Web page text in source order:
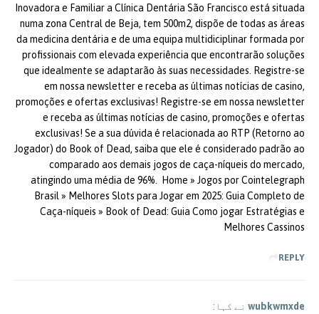
Inovadora e Familiar a Clínica Dentária São Francisco está situada
numa zona Central de Beja, tem 500m2, dispõe de todas as áreas
da medicina dentária e de uma equipa multidiciplinar formada por
profissionais com elevada experiência que encontrarão soluções
que idealmente se adaptarão às suas necessidades. Registre-se
em nossa newsletter e receba as últimas notícias de casino,
promoções e ofertas exclusivas! Registre-se em nossa newsletter
e receba as últimas notícias de casino, promoções e ofertas
exclusivas! Se a sua dúvida é relacionada ao RTP (Retorno ao
Jogador) do Book of Dead, saiba que ele é considerado padrão ao
comparado aos demais jogos de caça-níqueis do mercado,
atingindo uma média de 96%. Home » Jogos por Cointelegraph
Brasil » Melhores Slots para Jogar em 2025: Guia Completo de
Caça-níqueis » Book of Dead: Guia Como jogar Estratégias e
Melhores Cassinos
REPLY
wubkwmxde نے کہا: